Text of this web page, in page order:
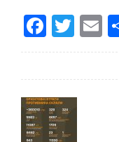
Fa
ce
o
o
T
wi
er
E